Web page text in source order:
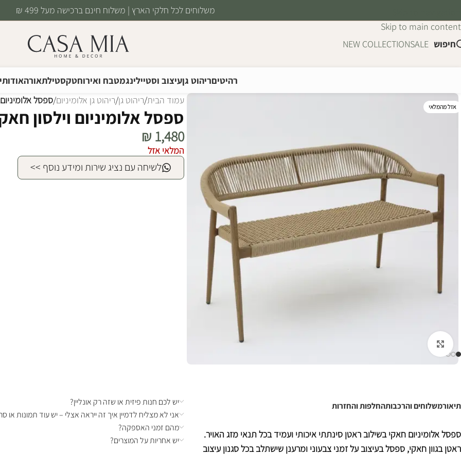
Skip to main content
משלוחים לכל חלקי הארץ | משלוח חינם ברכישה מעל 499 ₪
חיפוש SALE
NEW COLLECTION
רהיטיםריהוט גןעיצוב וסטיילינגמטבח ואירוחטקסטילתאורה
אזל מהמלאי
עמוד הבית/ריהוט גן/ריהוט גן אלומיניום/ספסל
ספסל אלומיניום וילסון
₪ 1,480
המלאי אזל
לשיחה עם נציג שירות ומידע נוסף >>
תיאורמשלוחים והרכבותהחלפות והחזרות
ספסל אלומיניום חאקי בשילוב ראטן סינתתי איכותי ועמיד בכל תנאי מזג האויר.
ראטן בגוון חאקי, ספסל בעיצוב על זמני צבעוני ומרענן שישתלב בכל סגנון עיצוב
יש לכם חנות פיזית או שזה רק אונליין?
אני לא מצליח לדמיין איך זה ייראה אצלי – יש עוד תמונות או
מהם זמני האספקה?
יש אחריות על המוצרים?